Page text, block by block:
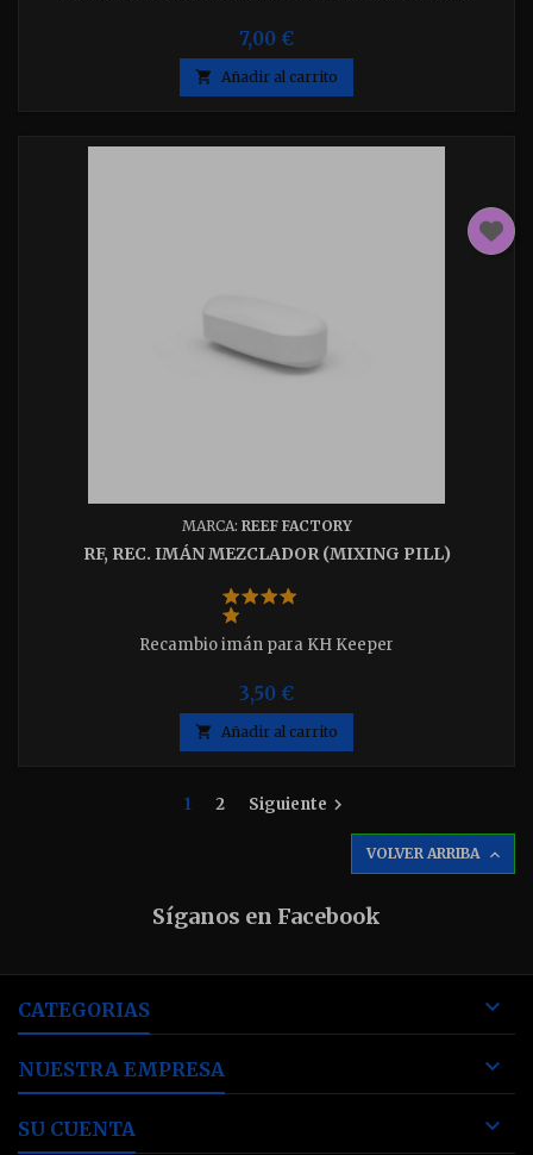
7,00 €
 Añadir al carrito
MARCA: REEF FACTORY
RF, REC. IMÁN MEZCLADOR (MIXING PILL)
Recambio imán para KH Keeper
3,50 €
 Añadir al carrito
1 2 Siguiente 
VOLVER ARRIBA 
Síganos en Facebook
CATEGORIAS 
NUESTRA EMPRESA 
SU CUENTA 